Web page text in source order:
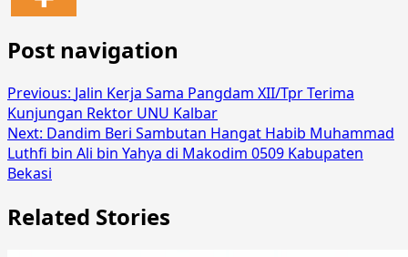
Post navigation
Previous: Jalin Kerja Sama Pangdam XII/Tpr Terima
Kunjungan Rektor UNU Kalbar
Next: Dandim Beri Sambutan Hangat Habib Muhammad
Luthfi bin Ali bin Yahya di Makodim 0509 Kabupaten
Bekasi
Related Stories